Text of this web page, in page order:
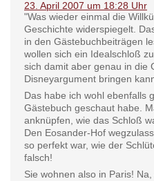
23. April 2007 um 18:28 Uhr
"Was wieder einmal die
Geschichte widerspiegelt.
in den Gästebuchbeiträgen
wollen sich ein Idealschloß
sich damit aber genau in die
Disneyargument bringen
Das habe ich wohl ebenfalls
Gästebuch geschaut habe.
anknüpfen, wie das Schloß
Den Eosander-Hof
so perfekt war, wie der
falsch!
Sie wohnen also in Paris!